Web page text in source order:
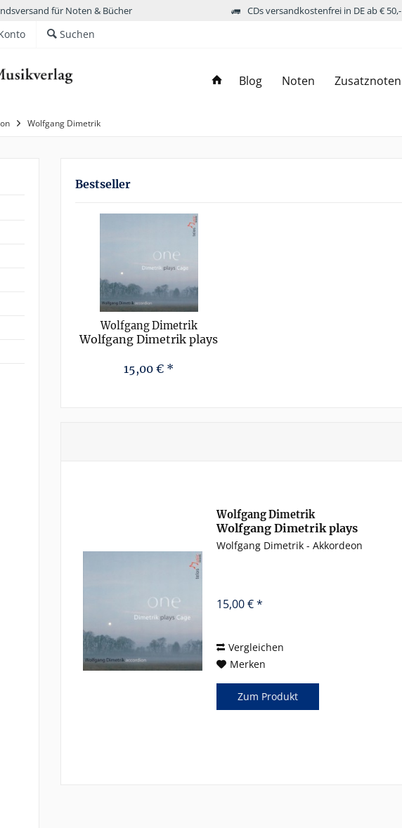
für Noten & Bücher CDs versandkostenfrei in DE ab € 50,-
Suchen
Blog Noten Zusatznoten
Wolfgang Dimetrik
Bestseller
Wolfgang Dimetrik
Wolfgang Dimetrik plays
15,00 € *
Wolfgang Dimetrik
Wolfgang Dimetrik plays
Cage
Wolfgang Dimetrik - Akkordeon
15,00 € *
Vergleichen
Merken
Zum Produkt